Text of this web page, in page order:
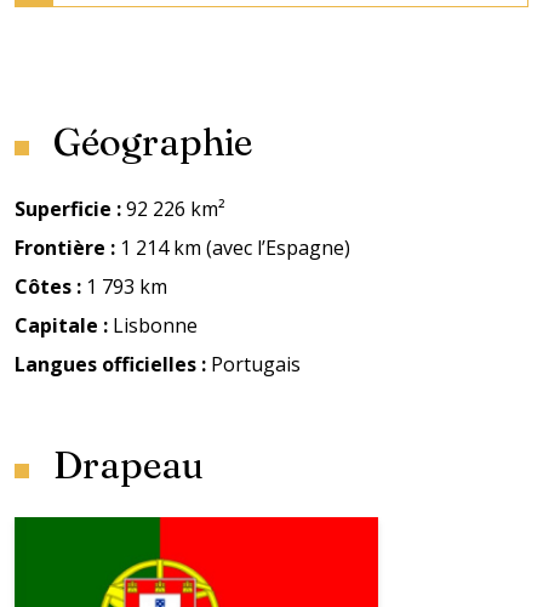
Géographie
Superficie :92 226 km²
Frontière : 1 214 km (avec l’Espagne)
Côtes : 1 793 km
Capitale : Lisbonne
Langues officielles : Portugais
Drapeau